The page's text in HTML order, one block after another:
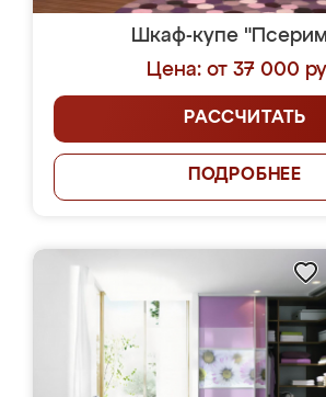
Шкаф-купе
Цена: от 37 000
РАССЧИТАТЬ
ПОДРОБНЕЕ